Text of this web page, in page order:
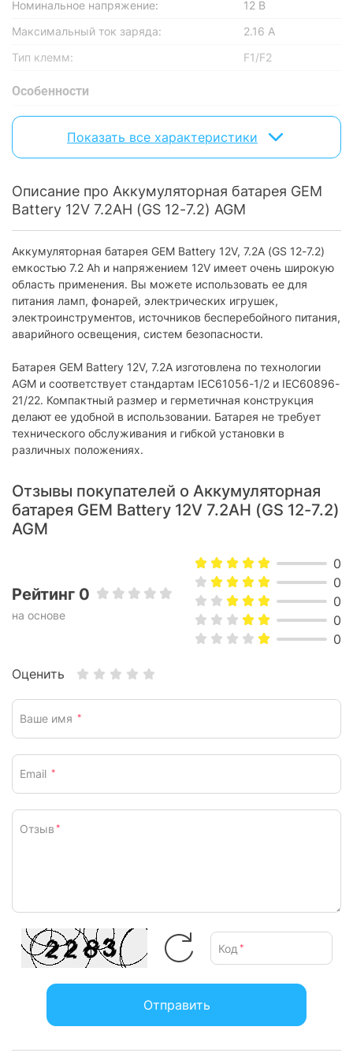
Номинальное напряжение:
12 В
Максимальный ток заряда:
2.16 А
Тип клемм:
F1/F2
Особенности
Материал корпуса:
пластик
Наличие дисплея:
без дисплея
Длина:
151 мм
Ширина:
65 мм
Высота:
98 мм
Вес:
2.2 кг
Цвет:
черный
Характеристики и комплектация товара могут изменяться
Показать все характеристики
Описание про Аккумуляторная батарея GEM
Battery 12V 7.2AH (GS 12-7.2) AGM
Аккумуляторная батарея GEM Battery 12V, 7.2A (GS 12-7.2)
емкостью 7.2 Ah и напряжением 12V имеет очень широкую
область применения. Вы можете использовать ее для
питания ламп, фонарей, электрических игрушек,
электроинструментов, источников бесперебойного питания,
аварийного освещения, систем безопасности.
Батарея GEM Battery 12V, 7.2A изготовлена по технологии
AGM и соответствует стандартам IEC61056-1/2 и IEC60896-
21/22. Компактный размер и герметичная конструкция
делают ее удобной в использовании. Батарея не требует
технического обслуживания и гибкой установки в
различных положениях.
Отзывы покупателей о Аккумуляторная
батарея GEM Battery 12V 7.2AH (GS 12-7.2)
AGM
Рейтинг 0
на основе
0
0
0
0
0
Оценить
Ваше имя *
Email *
Отзыв *
Код *
Отправить